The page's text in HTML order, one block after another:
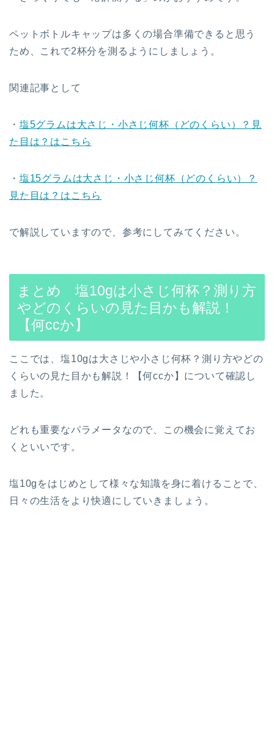
ペットボトルキャップは多くの場合準備できると思う
ため、これで2杯分を測るようにしましょう。
関連記事として
・ 塩5グラムは大さじ・小さじ何杯（どのくらい）？見
た目は？はこちら
・ 塩15グラムは大さじ・小さじ何杯（どのくらい）？
見た目は？はこちら
で解説していますので、参考にしてみてください。
まとめ 塩10gは小さじ何杯？測り方
やどのくらいの見た目かも解説！
【何ccか】
ここでは、塩10gは大さじや小さじ何杯？測り方やどの
くらいの見た目かも解説！【何ccか】について確認し
ました。
どれも重要なパラメータなので、この機会に覚えてお
くといいです。
塩10gをはじめとして様々な知識を身に着けることで、
日々の生活をより快適にしていきましょう。